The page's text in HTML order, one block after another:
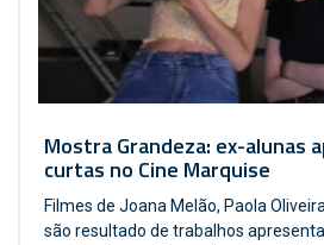
Mostra Grandeza: ex-alunas
curtas no Cine Marquise
Filmes de Joana Melão, Paola
são resultado de trabalhos